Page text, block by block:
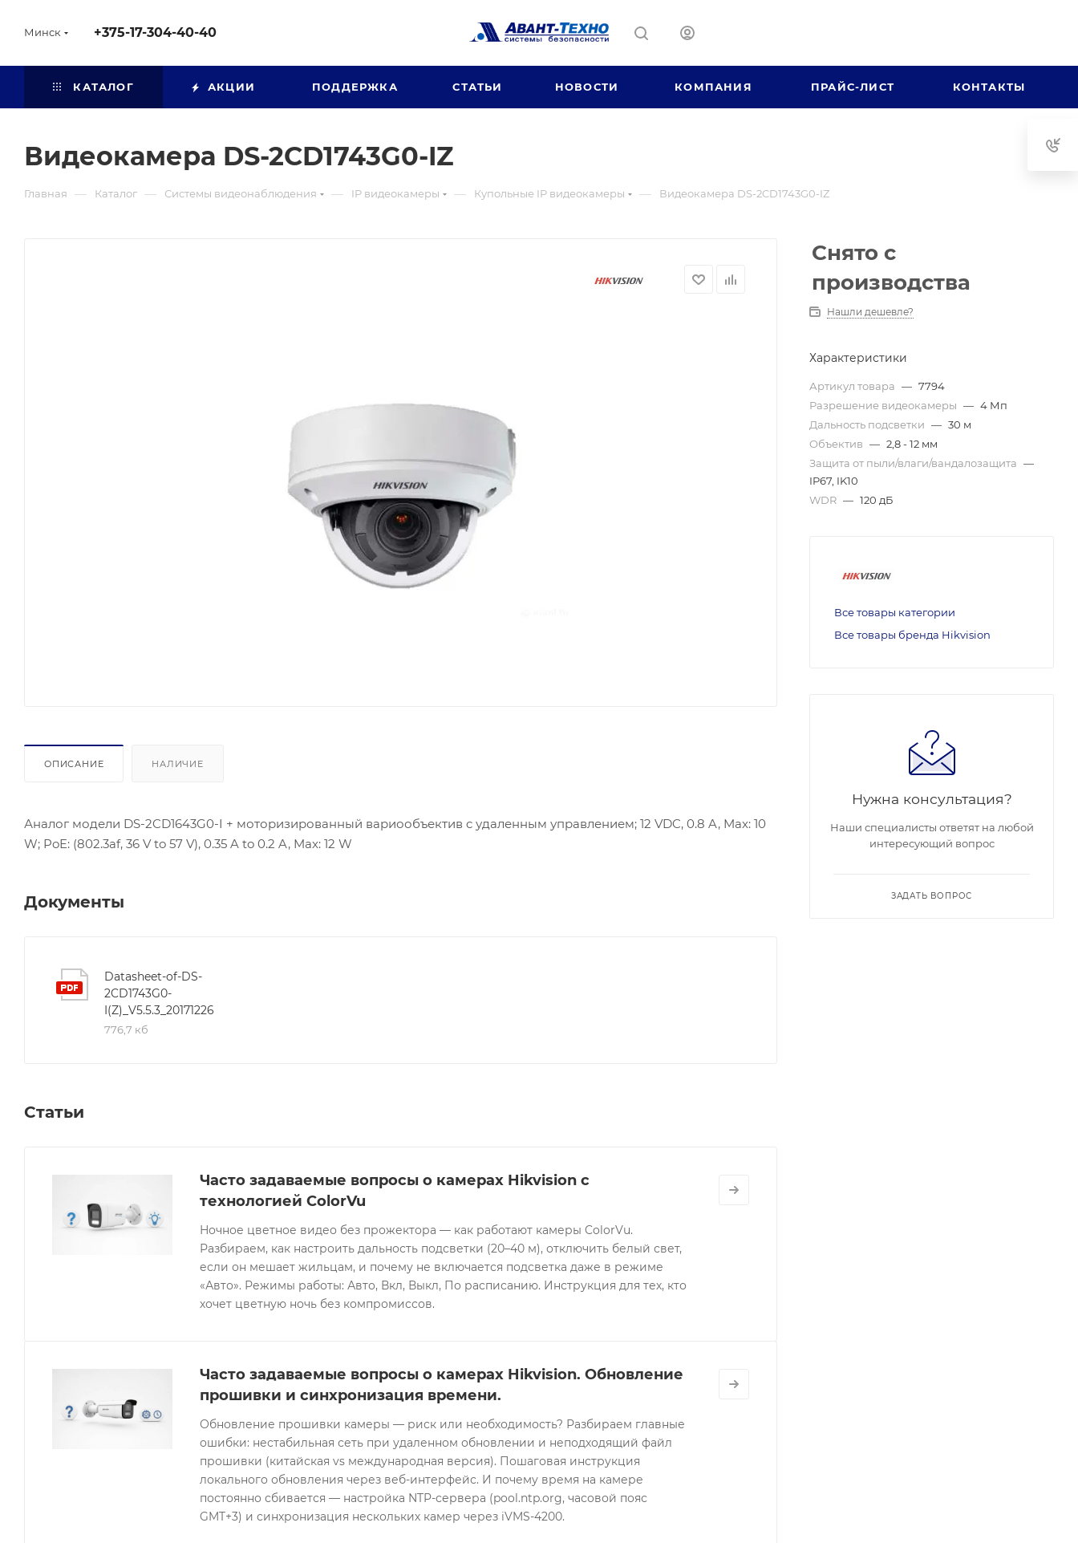
Минск +375-17-304-40-40
КАТАЛОГ АКЦИИ ПОДДЕРЖКА СТАТЬИ НОВОСТИ КОМПАНИЯ ПРАЙС-ЛИСТ КОНТАКТЫ
Видеокамера DS-2CD1743G0-IZ
Главная — Каталог — Системы видеонаблюдения — IP видеокамеры — Купольные IP видеокамеры — Видеокамера DS-2CD1743G0-IZ
ОПИСАНИЕ НАЛИЧИЕ
Аналог модели DS-2CD1643G0-I + моторизированный вариообъектив c удаленным управлением; 12 VDC, 0.8 A, Max: 10
W; PoE: (802.3af, 36 V to 57 V), 0.35 A to 0.2 A, Max: 12 W
Документы
Datasheet-of-DS-
2CD1743G0-
I(Z)_V5.5.3_20171226
776,7 кб
Статьи
Часто задаваемые вопросы о камерах Hikvision с
технологией ColorVu
Ночное цветное видео без прожектора — как работают камеры ColorVu.
Разбираем, как настроить дальность подсветки (20–40 м), отключить белый свет,
если он мешает жильцам, и почему не включается подсветка даже в режиме
«Авто». Режимы работы: Авто, Вкл, Выкл, По расписанию. Инструкция для тех, кто
хочет цветную ночь без компромиссов.
Часто задаваемые вопросы о камерах Hikvision. Обновление
прошивки и синхронизация времени.
Обновление прошивки камеры — риск или необходимость? Разбираем главные
ошибки: нестабильная сеть при удаленном обновлении и неподходящий файл
прошивки (китайская vs международная версия). Пошаговая инструкция
локального обновления через веб-интерфейс. И почему время на камере
постоянно сбивается — настройка NTP-сервера (pool.ntp.org, часовой пояс
GMT+3) и синхронизация нескольких камер через iVMS-4200.
Снято с
производства
Нашли дешевле?
Характеристики
Артикул товара — 7794
Разрешение видеокамеры — 4 Мп
Дальность подсветки — 30 м
Объектив — 2,8 - 12 мм
Защита от пыли/влаги/вандалозащита —
IP67, IK10
WDR — 120 дБ
Все товары категории
Все товары бренда Hikvision
Нужна консультация?
Наши специалисты ответят на любой
интересующий вопрос
ЗАДАТЬ ВОПРОС